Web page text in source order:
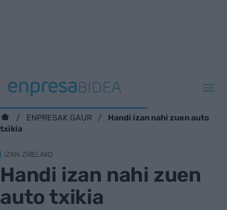
ENPRESAK GAUR
Handi izan nahi zuen auto
txikia
IZAN ZIRELAKO
Handi izan nahi zuen
auto txikia